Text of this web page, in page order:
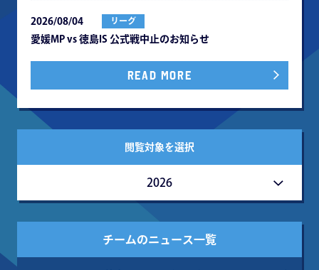
2026/08/04 リーグ
愛媛MP vs 徳島IS 公式戦中⽌のお知らせ
READ MORE
閲覧対象を選択
2026
チームのニュース一覧